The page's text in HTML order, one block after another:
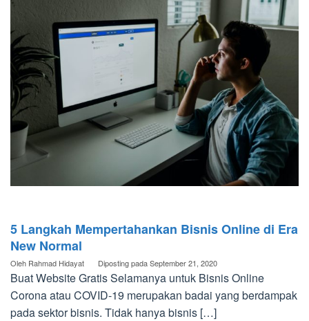
5 Langkah Mempertahankan Bisnis Online di Era
New Normal
Oleh Rahmad Hidayat Diposting padaSeptember 21, 2020
Buat Website Gratis Selamanya untuk Bisnis Online
Corona atau COVID-19 merupakan badai yang berdampak
pada sektor bisnis. Tidak hanya bisnis […]